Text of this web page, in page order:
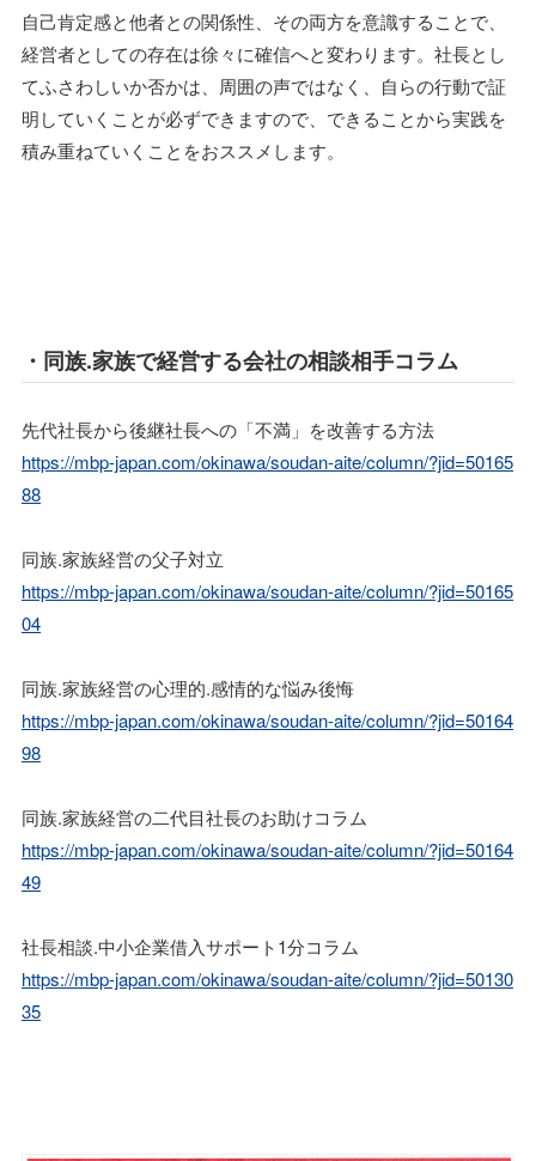
自己肯定感と他者との関係性、その両方を意識することで、
経営者としての存在は徐々に確信へと変わります。社長とし
てふさわしいか否かは、周囲の声ではなく、自らの行動で証
明していくことが必ずできますので、できることから実践を
積み重ねていくことをおススメします。
・同族.家族で経営する会社の相談相手コラム
先代社長から後継社長への「不満」を改善する方法
https://mbp-japan.com/okinawa/soudan-aite/column/?jid=50165
88
同族.家族経営の父子対立
https://mbp-japan.com/okinawa/soudan-aite/column/?jid=50165
04
同族.家族経営の心理的.感情的な悩み後悔
https://mbp-japan.com/okinawa/soudan-aite/column/?jid=50164
98
同族.家族経営の二代目社長のお助けコラム
https://mbp-japan.com/okinawa/soudan-aite/column/?jid=50164
49
社長相談.中小企業借入サポート1分コラム
https://mbp-japan.com/okinawa/soudan-aite/column/?jid=50130
35